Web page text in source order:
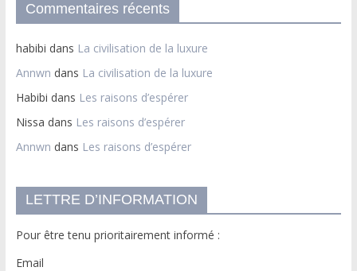
Commentaires récents
habibi dans La civilisation de la luxure
Annwn dans La civilisation de la luxure
Habibi dans Les raisons d’espérer
Nissa dans Les raisons d’espérer
Annwn dans Les raisons d’espérer
LETTRE D’INFORMATION
Pour être tenu prioritairement informé :
Email